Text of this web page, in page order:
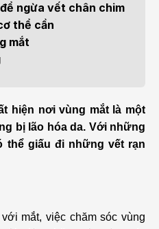
ngừa vết chân chim
thể cần
mắt
hiện nơi vùng mắt là một
bị lão hóa da. Với những
thể giấu đi những vết rạn
mắt, việc chăm sóc vùng